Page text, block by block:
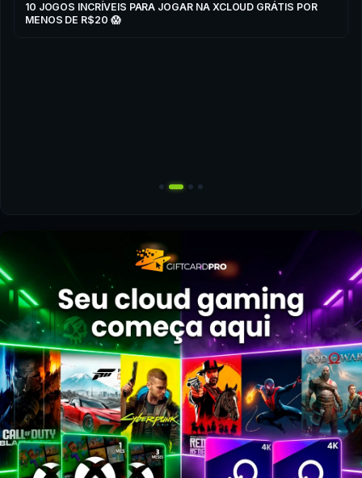
10 JOGOS INCRÍVEIS PARA JOGAR NA XCLOUD GRÁTIS POR
MENOS DE R$20 😱